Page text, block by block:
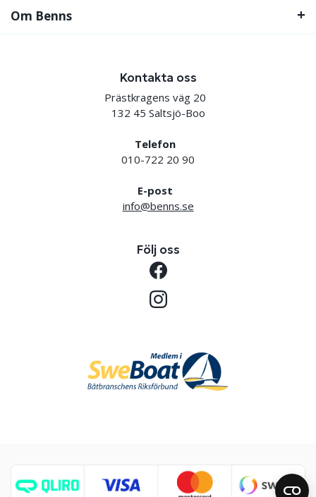
Om Benns
Kontakta oss
Prästkragens väg 20
132 45 Saltsjö-Boo
Telefon
010-722 20 90
E-post
info@benns.se
Följ oss